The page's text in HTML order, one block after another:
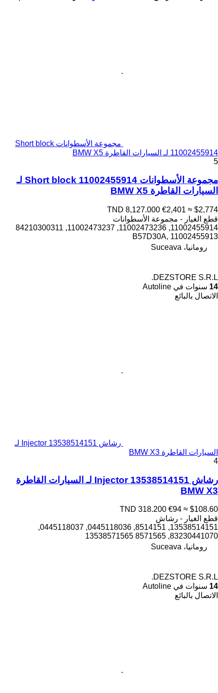
مجموعة الأسطوانات Short block
11002455914 لـ السيارات القاطرة BMW X5
5
مجموعة الأسطوانات Short block 11002455914 لـ
السيارات القاطرة BMW X5
TND 8,127.000 €2,401 ≈ $2,774
قطع الغيار - مجموعة الأسطوانات
11002455914, 11002473236, 11002473237, 84210300311
B57D30A, 11002455913
رومانيا، Suceava
DEZSTORE S.R.L.
14 سنوات في Autoline
الاتصال بالبائع
رشاش Injector 13538514151 لـ
السيارات القاطرة BMW X3
4
رشاش Injector 13538514151 لـ السيارات القاطرة
BMW X3
TND 318.200 €94 ≈ $108.60
قطع الغيار - رشاش
13538514151, 8514151, 0445118036, 0445118037,
83230441070, 8571565 13538571565
رومانيا، Suceava
DEZSTORE S.R.L.
14 سنوات في Autoline
الاتصال بالبائع